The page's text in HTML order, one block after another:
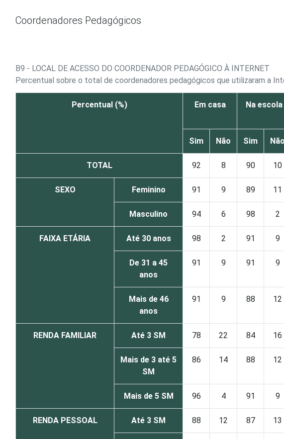
Coordenadores Pedagógicos
B9 - LOCAL DE ACESSO DO COORDENADOR PEDAGÓGICO À INTERNET
Percentual sobre o total de coordenadores pedagógicos que utilizaram a
Percentual (%) Em casa Na escola
Sim Não Sim Não
TOTAL 92 8 90 10
SEXO Feminino 91 9 89 11
Masculino 94 6 98 2
FAIXA ETÁRIA Até 30 anos 98 2 91 9
De 31 a 45
anos
91 9 91 9
Mais de 46
anos
91 9 88 12
RENDA FAMILIAR Até 3 SM 78 22 84 16
Mais de 3 até 5
SM
86 14 88 12
Mais de 5 SM 96 4 91 9
RENDA PESSOAL Até 3 SM 88 12 87 13